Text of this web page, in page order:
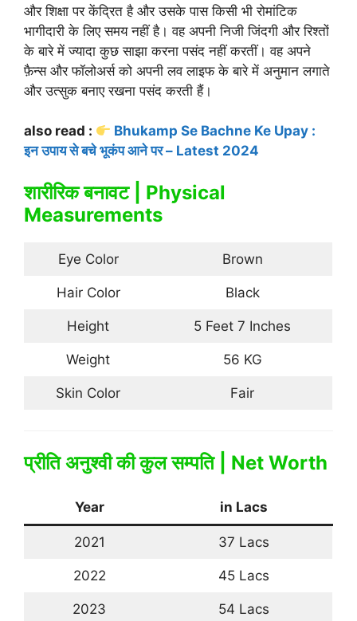
और शिक्षा पर केंद्रित है और उसके पास किसी भी रोमांटिक
भागीदारी के लिए समय नहीं है। वह अपनी निजी जिंदगी और रिश्तों
के बारे में ज्यादा कुछ साझा करना पसंद नहीं करतीं। वह अपने
फ़ैन्स और फॉलोअर्स को अपनी लव लाइफ के बारे में अनुमान लगाते
और उत्सुक बनाए रखना पसंद करती हैं।
also read :
Bhukamp Se Bachne Ke Upay :
इन उपाय से बचे भूकंप आने पर – Latest 2024
शारीरिक बनावट | Physical
Measurements
Eye Color Brown
Hair Color Black
Height 5 Feet 7 Inches
Weight 56 KG
Skin Color Fair
प्रीति अनुश्वी की कुल सम्पति | Net Worth
Year in Lacs
2021 37 Lacs
2022 45 Lacs
2023 54 Lacs